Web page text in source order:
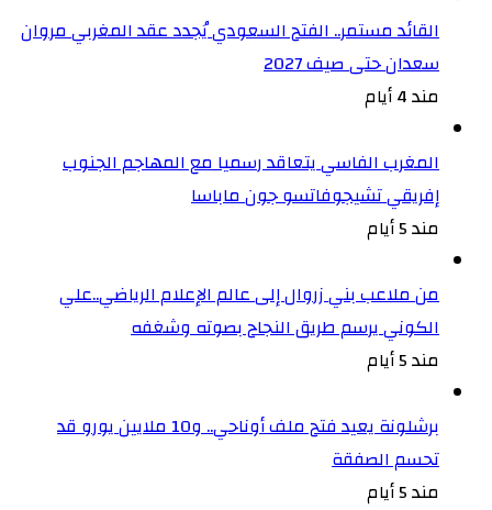
القائد مستمر.. الفتح السعودي يُجدد عقد المغربي مروان
سعدان حتى صيف 2027
مند 4 أيام
المغرب الفاسي يتعاقد رسميا مع المهاجم الجنوب
إفريقي تشيجوفاتسو جون ماباسا
مند 5 أيام
من ملاعب بني زروال إلى عالم الإعلام الرياضي..علي
الكوني يرسم طريق النجاح بصوته وشغفه
مند 5 أيام
برشلونة يعيد فتح ملف أوناحي.. و10 ملايين يورو قد
تحسم الصفقة
مند 5 أيام